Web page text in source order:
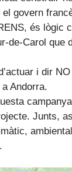
el govern
és lògic
de-Carol que
i dir
Andorra.
Junts,